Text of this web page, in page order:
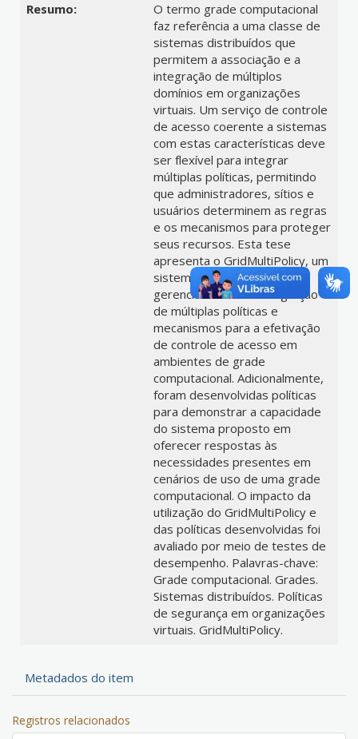
Resumo:
O termo grade computacional
faz referência a uma classe de
sistemas distribuídos que
permitem a associação e a
integração de múltiplos
domínios em organizações
virtuais. Um serviço de controle
de acesso coerente a sistemas
com estas características deve
ser flexível para integrar
múltiplas políticas, permitindo
que administradores, sítios e
usuários determinem as regras
e os mecanismos para proteger
seus recursos. Esta tese
apresenta o GridMultiPolicy, um
sistema flexível para o
gerenciamento e a integração
de múltiplas políticas e
mecanismos para a efetivação
de controle de acesso em
ambientes de grade
computacional. Adicionalmente,
foram desenvolvidas políticas
para demonstrar a capacidade
do sistema proposto em
oferecer respostas às
necessidades presentes em
cenários de uso de uma grade
computacional. O impacto da
utilização do GridMultiPolicy e
das políticas desenvolvidas foi
avaliado por meio de testes de
desempenho. Palavras-chave:
Grade computacional. Grades.
Sistemas distribuídos. Políticas
de segurança em organizações
virtuais. GridMultiPolicy.
Metadados do item
Registros relacionados